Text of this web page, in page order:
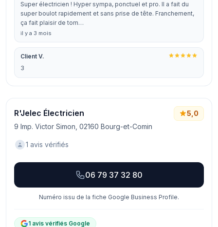
Super électricien ! Hyper sympa, ponctuel et pro. Il a fait du
super boulot rapidement et sans prise de tête. Franchement,
ça fait plaisir de tom…
il y a 3 mois
Client V.
3
R'Jelec Électricien
9 Imp. Victor Simon, 02160 Bourg-et-Comin
5,0
1 avis vérifiés
06 79 37 32 80
Numéro issu de la fiche Google Business Profile.
1 avis vérifiés Google